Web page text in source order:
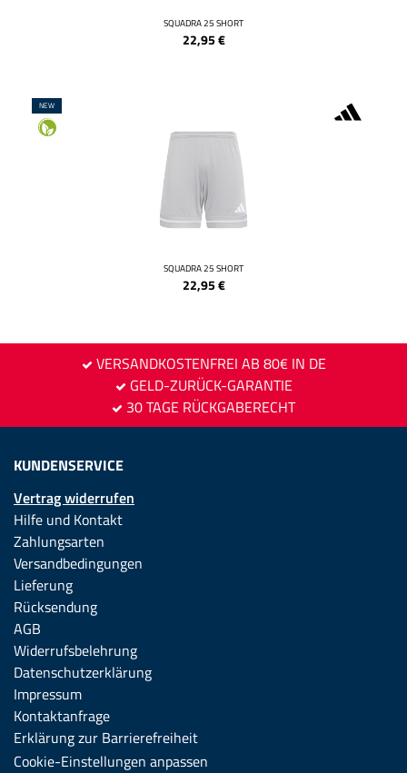
SQUADRA 25 SHORT
22,95€
NEW
SQUADRA 25 SHORT
22,95€
VERSANDKOSTENFREI AB 80€ IN DE
GELD-ZURÜCK-GARANTIE
30 TAGE RÜCKGABERECHT
KUNDENSERVICE
Vertrag widerrufen
Hilfe und Kontakt
Zahlungsarten
Versandbedingungen
Lieferung
Rücksendung
AGB
Widerrufsbelehrung
Datenschutzerklärung
Impressum
Kontaktanfrage
Erklärung zur Barrierefreiheit
Cookie-Einstellungen anpassen